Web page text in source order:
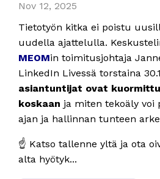
Nov 12, 2025
Tietotyön kitka ei poistu
uudella ajattelulla.
MEOMin toimitusjohtaja
LinkedIn Livessä torstaina
asiantuntijat ovat
koskaan ja miten tekoäly voi
ajan ja hallinnan tunteen
☝️ Katso tallenne yltä ja ota
alta hyötyk...